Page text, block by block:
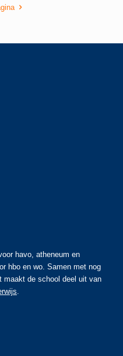
havo, atheneum en
hbo en wo. Samen met nog
maakt de school deel uit van